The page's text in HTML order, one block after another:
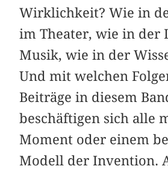
Wirklichkeit? Wie in
im Theater, wie in der
Musik, wie in der
Und mit welchen
Beiträge in diesem
beschäftigen sich alle
Moment oder einem
Modell der Invention.